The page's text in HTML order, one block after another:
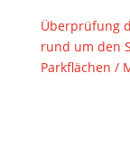
Überprüfung
rund um den
Parkflächen /